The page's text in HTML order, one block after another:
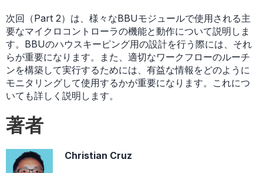
次回（Part 2）は、様々なBBUモジュールで使用される主
要なマイクロコントローラの機能と動作について説明しま
す。BBUのハウスキーピング用の設計を行う際には、それ
らが重要になります。また、適切なワークフローのルーチ
ンを構築して実行するためには、有益な情報をどのように
モニタリングして使用するかが重要になります。これにつ
いても詳しく説明します。
著者
Christian Cruz